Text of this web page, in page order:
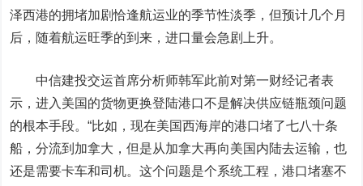
泽西港的拥堵加剧恰逢航运业的季节性淡季，但预计几个月
后，随着航运旺季的到来，进口量会急剧上升。
中信建投交运首席分析师韩军此前对第一财经记者表
示，进入美国的货物更换登陆港口不是解决供应链瓶颈问题
的根本手段。“比如，现在美国西海岸的港口堵了七八十条
船，分流到加拿大，但是从加拿大再向美国内陆去运输，也
还是需要卡车和司机。这个问题是个系统工程，港口堵塞不